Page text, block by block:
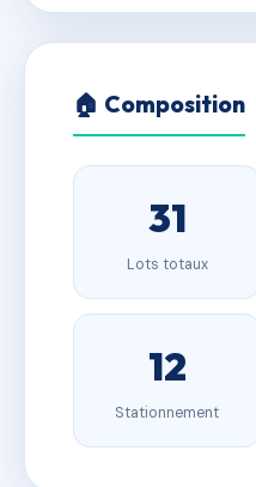
🏠 Composition
31
Lots totaux
12
Stationnement